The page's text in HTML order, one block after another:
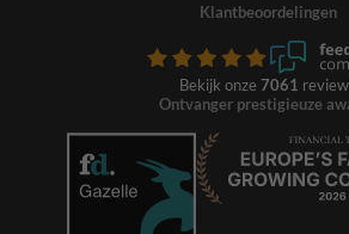
Klantbeoordelingen
Bekijk onze 7061
Ontvanger prestigieuze